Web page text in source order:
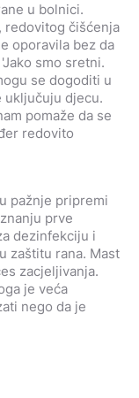
u bolnici.
redovitog čišćenja
oporavila bez da
smo sretni.
se dogoditi u
uključuju djecu.
pomaže da se
redovito
pažnje pripremi
prve
dezinfekciju i
zaštitu rana. Mast
zacjeljivanja.
je veća
nego da je